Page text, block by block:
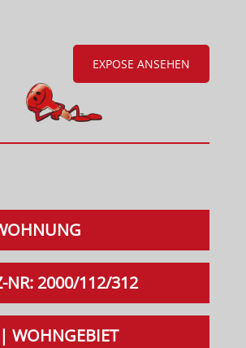
EXPOSE ANSEHEN
NR: 2000/112/312
WOHNGEBIET